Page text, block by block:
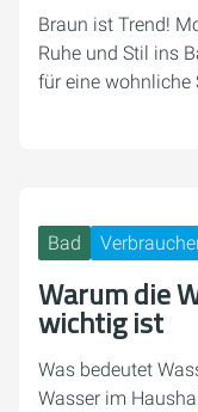
Braun ist Trend!
Ruhe und Stil ins
für eine wohnliche
Bad
Warum die
wichtig ist
Was bedeutet
Wasser im